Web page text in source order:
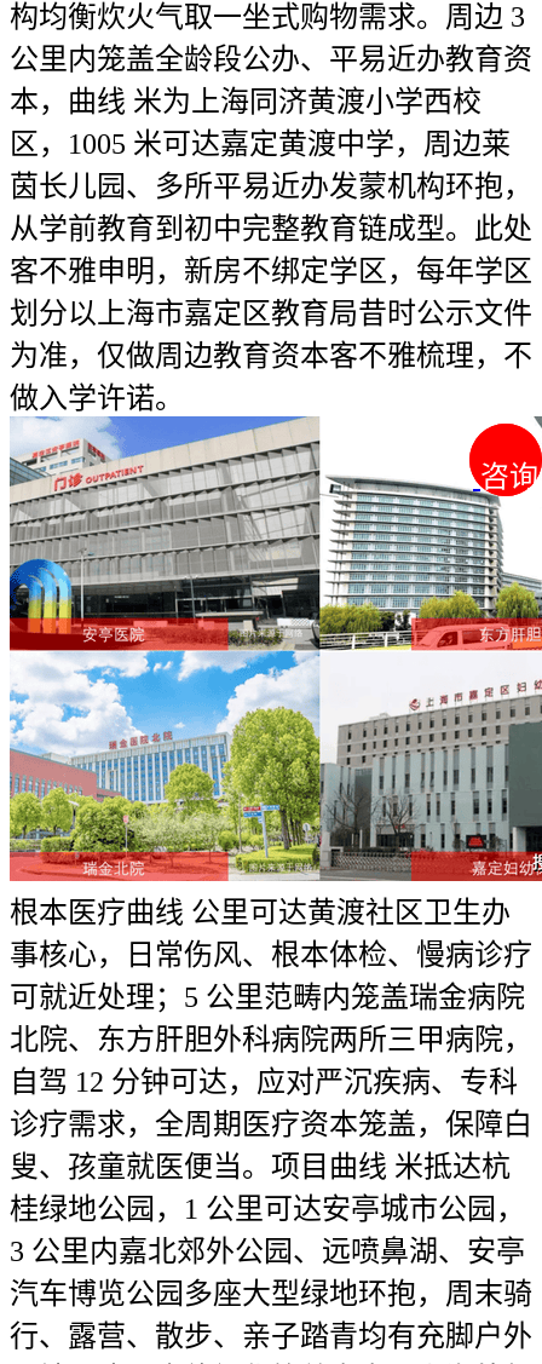
咨询
咨询
构均衡炊火气取一坐式购物需求。周边 3
公里内笼盖全龄段公办、平易近办教育资
本，曲线 米为上海同济黄渡小学西校
区，1005 米可达嘉定黄渡中学，周边莱
茵长儿园、多所平易近办发蒙机构环抱，
从学前教育到初中完整教育链成型。此处
客不雅申明，新房不绑定学区，每年学区
划分以上海市嘉定区教育局昔时公示文件
为准，仅做周边教育资本客不雅梳理，不
做入学许诺。
根本医疗曲线 公里可达黄渡社区卫生办
事核心，日常伤风、根本体检、慢病诊疗
可就近处理；5 公里范畴内笼盖瑞金病院
北院、东方肝胆外科病院两所三甲病院，
自驾 12 分钟可达，应对严沉疾病、专科
诊疗需求，全周期医疗资本笼盖，保障白
叟、孩童就医便当。项目曲线 米抵达杭
桂绿地公园，1 公里可达安亭城市公园，
3 公里内嘉北郊外公园、远喷鼻湖、安亭
汽车博览公园多座大型绿地环抱，周末骑
行、露营、散步、亲子踏青均有充脚户外